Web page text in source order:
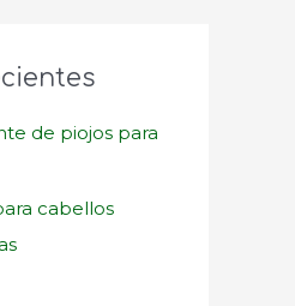
de piojos para
cabellos